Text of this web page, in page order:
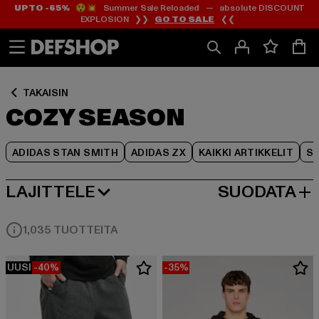
Siirry
Sisältö
Siirry
Footer
UP TO -65%😲💥 Summer Sale Reloaded — absolute DISCOUNT
EXPLOSION ❯❯ GO TO SALE ❮❮
TAKAISIN
COZY SEASON
ADIDAS STAN SMITH ADIDAS ZX KAIKKI ARTIKKELIT
Siirry
Tuoteruudukko
LAJITTELE
SUOSITUIMMAT SUODATA
1,035 TUOTTEITA
UUSI -40% -35%